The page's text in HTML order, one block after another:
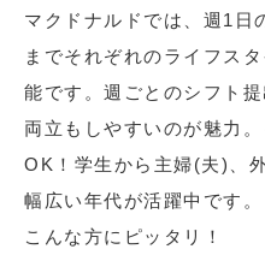
マクドナルドでは、週1日
までそれぞれのライフス
能です。週ごとのシフト
両立もしやすいのが魅力
OK！学生から主婦(夫)、
幅広い年代が活躍中です。
こんな方にピッタリ！